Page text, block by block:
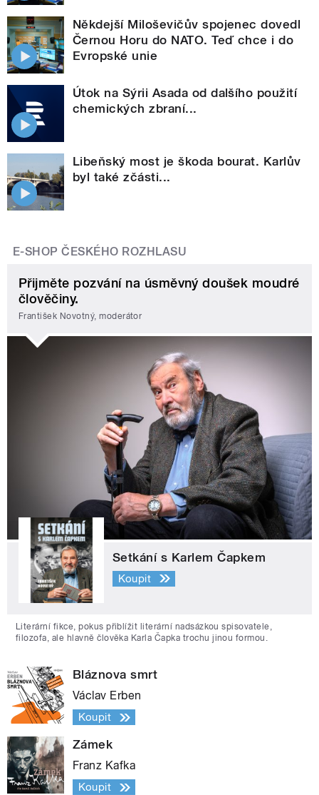
Někdejší Miloševičův spojenec dovedl
Černou Horu do NATO. Teď chce i do
Evropské unie
Útok na Sýrii Asada od dalšího použití
chemických zbraní...
Libeňský most je škoda bourat. Karlův
byl také zčásti...
E-SHOP ČESKÉHO ROZHLASU
Přijměte pozvání na úsměvný doušek moudré
člověčiny.
František Novotný, moderátor
Setkání s Karlem Čapkem
Koupit
Literární fikce, pokus přiblížit literární nadsázkou spisovatele,
filozofa, ale hlavně člověka Karla Čapka trochu jinou formou.
Bláznova smrt
Václav Erben
Koupit
Zámek
Franz Kafka
Koupit